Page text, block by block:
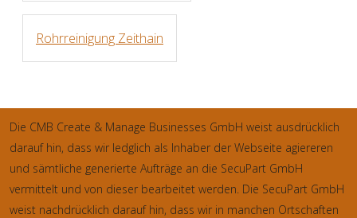
Rohrreinigung Zeithain
Die CMB Create & Manage Businesses GmbH weist ausdrücklich
darauf hin, dass wir ledglich als Inhaber der Webseite agiereren
und sämtliche generierte Aufträge an die SecuPart GmbH
vermittelt und von dieser bearbeitet werden. Die SecuPart GmbH
weist nachdrücklich darauf hin, dass wir in manchen Ortschaften